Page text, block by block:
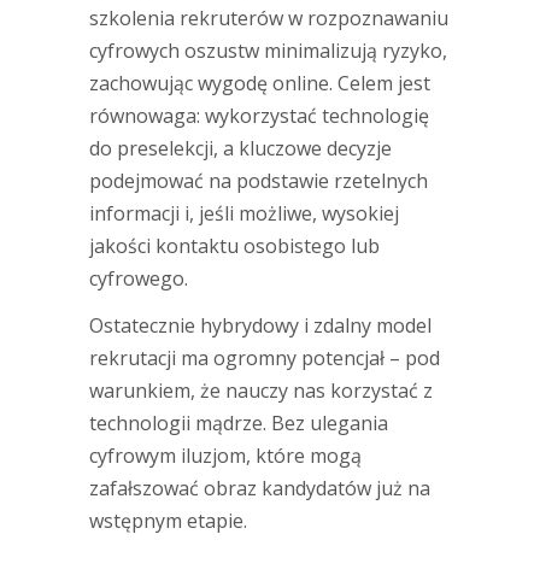
szkolenia rekruterów w rozpoznawaniu
cyfrowych oszustw minimalizują ryzyko,
zachowując wygodę online. Celem jest
równowaga: wykorzystać technologię
do preselekcji, a kluczowe decyzje
podejmować na podstawie rzetelnych
informacji i, jeśli możliwe, wysokiej
jakości kontaktu osobistego lub
cyfrowego.
Ostatecznie hybrydowy i zdalny model
rekrutacji ma ogromny potencjał – pod
warunkiem, że nauczy nas korzystać z
technologii mądrze. Bez ulegania
cyfrowym iluzjom, które mogą
zafałszować obraz kandydatów już na
wstępnym etapie.